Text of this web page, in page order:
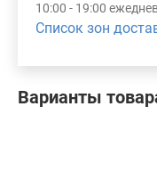
Варианты
10:00 - 19:00
Список зон